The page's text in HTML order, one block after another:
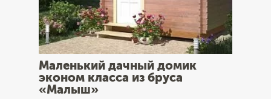
Маленький дачный домик
эконом класса из бруса
«Малыш»